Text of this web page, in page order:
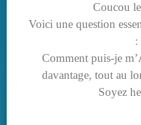
Coucou
Voici une question
:
Comment puis-je
davantage, tout au
Soyez